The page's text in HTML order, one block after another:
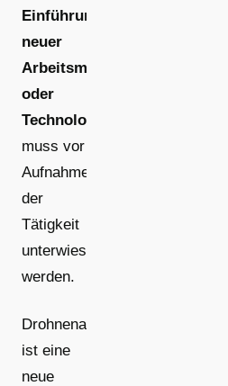
Einführung
neuer
Arbeitsmittel
oder
Technologien
muss vor
Aufnahme
der
Tätigkeit
unterwiesen
werden.
Drohnenaufmaß
ist eine
neue